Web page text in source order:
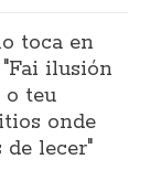
toca en
"Fai ilusión
o teu
onde
de lecer"